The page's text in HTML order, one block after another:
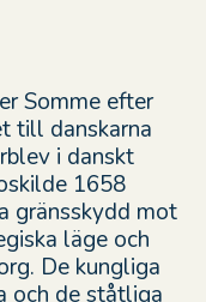
Somme efter
till danskarna
i danskt
1658
gränsskydd mot
läge och
De kungliga
och de ståtliga